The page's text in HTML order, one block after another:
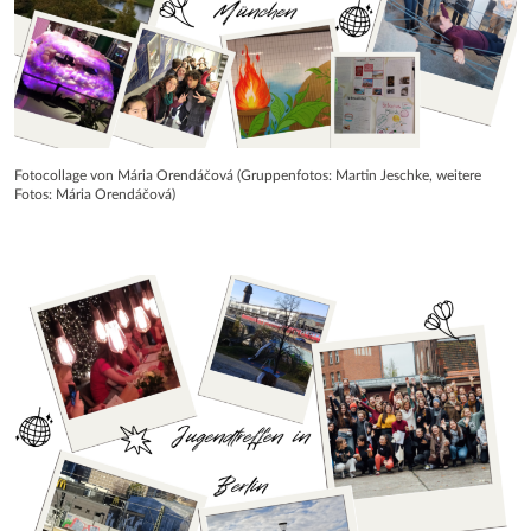
Fotocollage von Mária Orendáčová (Gruppenfotos: Martin Jeschke, weitere
Fotos: Mária Orendáčová)